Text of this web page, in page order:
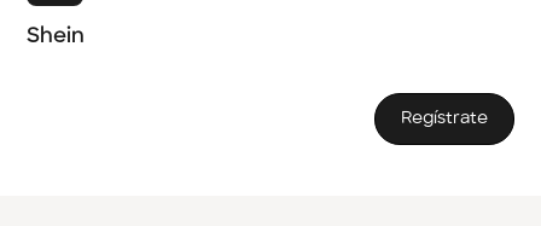
Shein
Regístrate